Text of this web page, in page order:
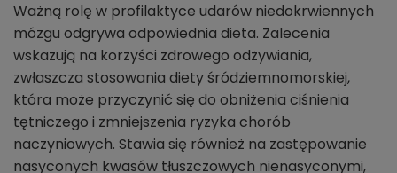
Ważną rolę w profilaktyce udarów niedokrwiennych
mózgu odgrywa odpowiednia dieta. Zalecenia
wskazują na korzyści zdrowego odżywiania,
zwłaszcza stosowania diety śródziemnomorskiej,
która może przyczynić się do obniżenia ciśnienia
tętniczego i zmniejszenia ryzyka chorób
naczyniowych. Stawia się również na zastępowanie
nasyconych kwasów tłuszczowych nienasyconymi,